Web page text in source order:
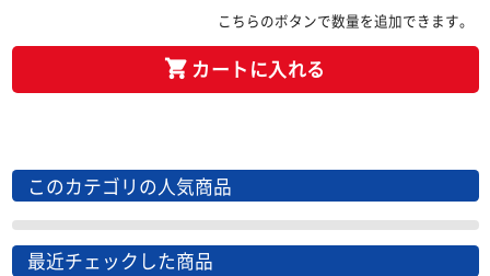
こちらのボタンで数量を追加できます。
カートに入れる
このカテゴリの人気商品
最近チェックした商品